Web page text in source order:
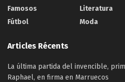
Famosos
Fútbol
Literatura
Moda
Articles Récents
La última partida del invencible,
Raphael, en firma en Marruecos